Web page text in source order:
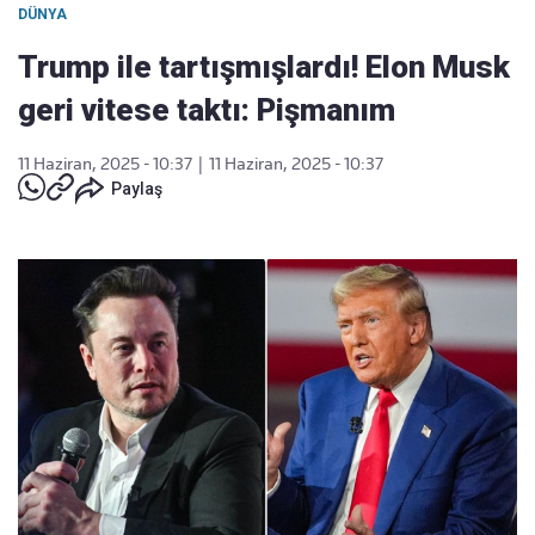
DÜNYA
Trump ile tartışmışlardı! Elon Musk
geri vitese taktı: Pişmanım
11 Haziran, 2025 - 10:37
11 Haziran, 2025 - 10:37
Paylaş